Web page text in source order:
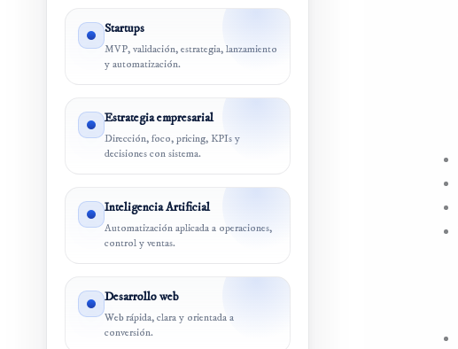
Startups
MVP, validación, estrategia, lanzamiento
y automatización.
Estrategia empresarial
Dirección, foco, pricing, KPIs y
decisiones con sistema.
Inteligencia Artificial
Automatización aplicada a operaciones,
control y ventas.
Desarrollo web
Web rápida, clara y orientada a
conversión.